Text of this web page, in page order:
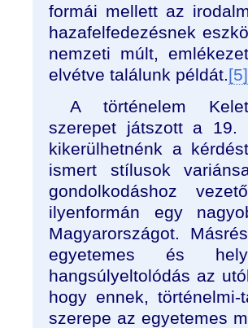
formái mellett az
hazafelfedezésnek
nemzeti múlt,
elvétve találunk példát. [5]
A történelem
szerepet játszott a 19.
kikerülhetnénk a
ismert stílusok
gondolkodáshoz
ilyenformán egy
Magyarországot.
egyetemes és
hangsúlyeltolódás az
hogy ennek,
szerepe az egyetemes